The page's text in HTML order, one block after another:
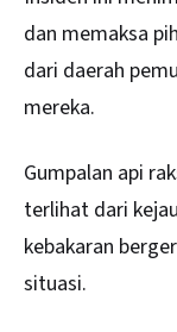
dan memaksa
dari daerah
mereka.
Gumpalan api
terlihat dari
kebakaran
situasi.